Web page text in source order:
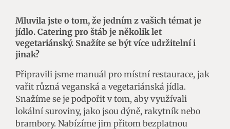
Mluvila jste o tom, že jedním z vašich témat je
jídlo. Catering pro štáb je několik let
vegetariánský. Snažíte se být více udržitelní i
jinak?
Připravili jsme manuál pro místní restaurace, jak
vařit různá veganská a vegetariánská jídla.
Snažíme se je podpořit v tom, aby využívali
lokální suroviny, jako jsou dýně, rakytník nebo
brambory. Nabízíme jim přitom bezplatnou